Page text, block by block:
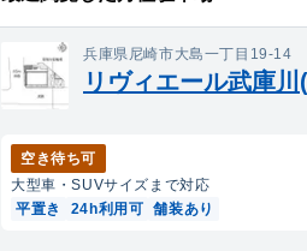
兵庫県尼崎市大島一丁目19-14
リヴィエール武庫川
空き待ち可
大型車・SUVサイズまで対応
平置き
24h利用可 舗装あり